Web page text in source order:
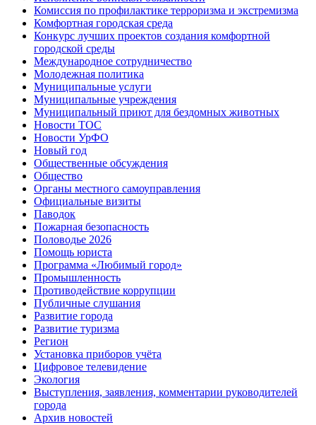
Комиссия по профилактике терроризма и экстремизма
Комфортная городская среда
Конкурс лучших проектов создания комфортной
городской среды
Международное сотрудничество
Молодежная политика
Муниципальные услуги
Муниципальные учреждения
Муниципальный приют для бездомных животных
Новости ТОС
Новости УрФО
Новый год
Общественные обсуждения
Общество
Органы местного самоуправления
Официальные визиты
Паводок
Пожарная безопасность
Половодье 2026
Помощь юриста
Программа «Любимый город»
Промышленность
Противодействие коррупции
Публичные слушания
Развитие города
Развитие туризма
Регион
Установка приборов учёта
Цифровое телевидение
Экология
Выступления, заявления, комментарии руководителей
города
Архив новостей